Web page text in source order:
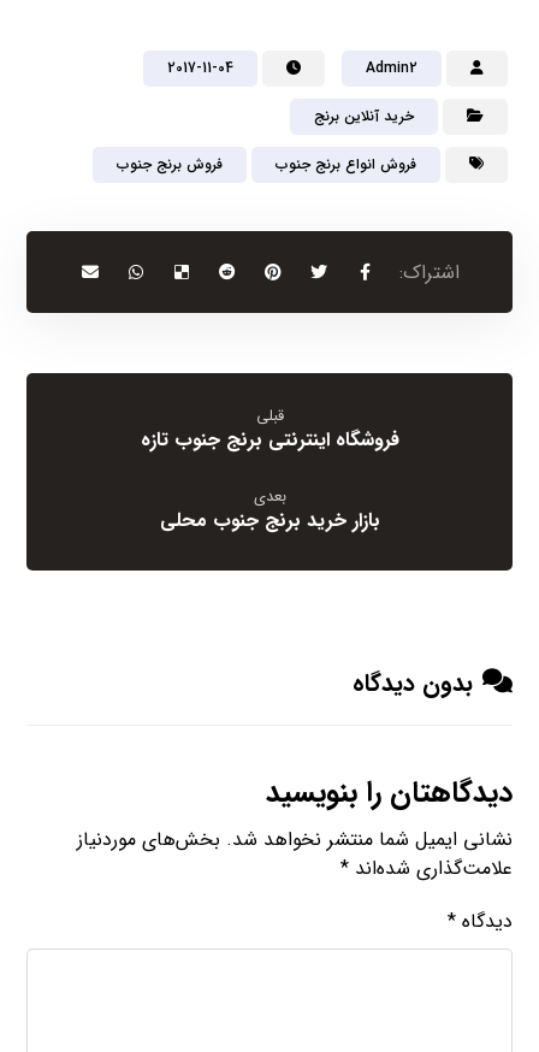
Admin2
2017-11-04
خرید آنلاین برنج
فروش انواع برنج جنوب فروش برنج جنوب
قبلی
فروشگاه اینترنتی برنج جنوب تازه
بعدی
بازار خرید برنج جنوب محلی
بدون دیدگاه
دیدگاهتان را بنویسید
نشانی ایمیل شما منتشر نخواهد شد. بخش‌های موردنیاز
علامت‌گذاری شده‌اند*
دیدگاه*